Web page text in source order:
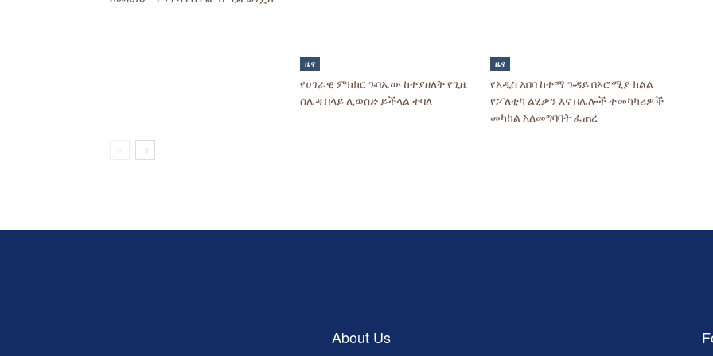
ዜና
የሀገራዊ ምክክር ጉባኤው ከተያዘለት የጊዜ
ሰሌዳ በላይ ሊወስድ ይችላል ተባለ
ዜና
የአዲስ አበባ ከተማ ጉዳይ በኦሮሚያ ክልል
የፖለቲካ ልሂቃን እና በሌሎች ተመካካሪዎች
መካከል አለመግባባት ፈጠረ
About Us